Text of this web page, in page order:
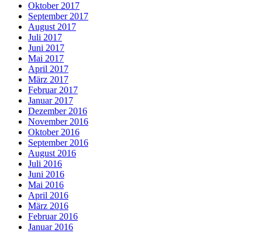
Oktober 2017
September 2017
August 2017
Juli 2017
Juni 2017
Mai 2017
April 2017
März 2017
Februar 2017
Januar 2017
Dezember 2016
November 2016
Oktober 2016
September 2016
August 2016
Juli 2016
Juni 2016
Mai 2016
April 2016
März 2016
Februar 2016
Januar 2016